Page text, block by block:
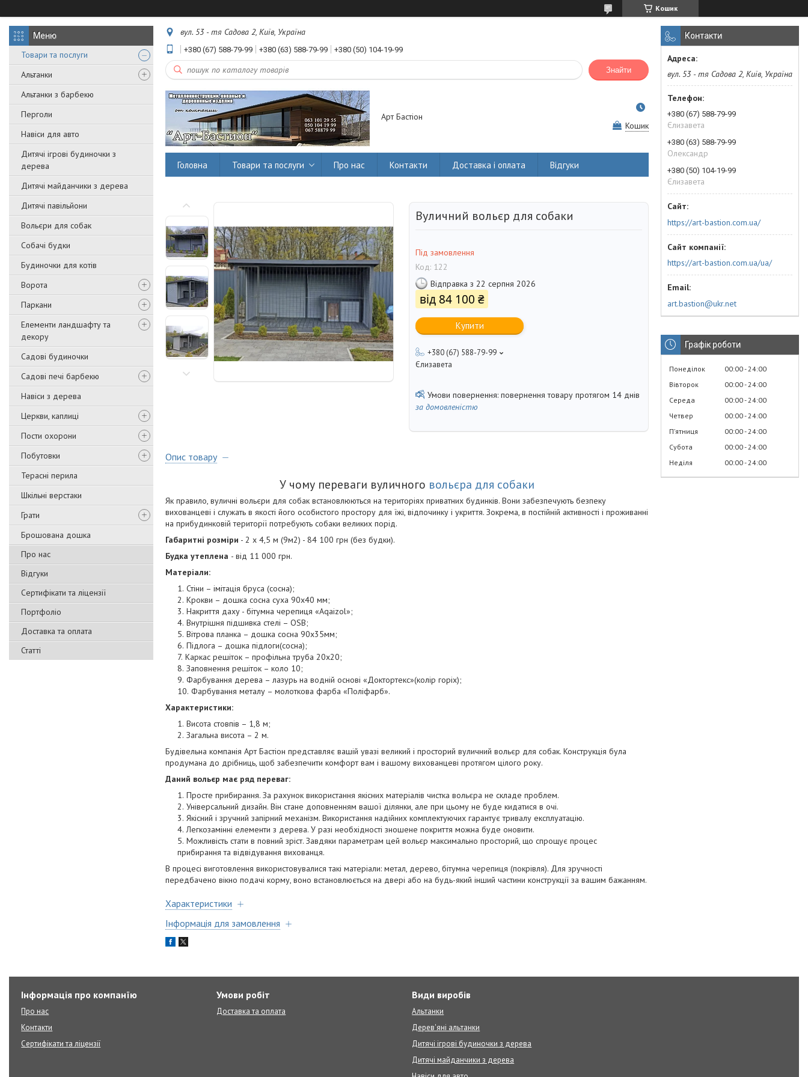
Кошик
Товари та послуги
Альтанки
Альтанки з барбекю
Перголи
Навіси для авто
Дитячі ігрові будиночки з
дерева
Дитячі майданчики з дерева
Дитячі павільйони
Вольєри для собак
Собачі будки
Будиночки для котів
Ворота
Паркани
Елементи ландшафту та
декору
Садові будиночки
Садові печі барбекю
Навіси з дерева
Церкви, каплиці
Пости охорони
Побутовки
Терасні перила
Шкільні верстаки
Грати
Брошована дошка
Про нас
Відгуки
Сертифікати та ліцензії
Портфоліо
Доставка та оплата
Статті
вул. 53 - тя Садова 2, Київ, Україна
+380 (67) 588-79-99 +380 (63) 588-79-99 +380 (50) 104-19-99
Знайти
Арт Бастіон
Кошик
Головна Товари та послуги Про нас Контакти Доставка і оплата Відгуки
Вуличний вольєр для собаки
Під замовлення
Код: 122
Відправка з 22 серпня 2026
від 84 100 ₴
Купити
+380 (67) 588-79-99
Єлизавета
повернення товару протягом 14 днів
за домовленістю
Опис товару
У чому переваги вуличного вольєра для собаки
Як правило, вуличні вольєри для собак встановлюються на територіях приватних будинків. Вони забезпечують безпеку
вихованцеві і служать в якості його особистого простору для їжі, відпочинку і укриття. Зокрема, в постійній активності і проживанні
на прибудинковій території потребують собаки великих порід.
Габаритні розміри - 2 х 4,5 м (9м2) - 84 100 грн (без будки).
Будка утеплена - від 11 000 грн.
Матеріали:
Стіни – імітація бруса (сосна);
Крокви – дошка сосна суха 90х40 мм;
Накриття даху - бітумна черепиця «Aqaizol»;
Внутрішня підшивка стелі – OSB;
Вітрова планка – дошка сосна 90х35мм;
Підлога – дошка підлоги(сосна);
Каркас решіток – профільна труба 20х20;
Заповнення решіток – коло 10;
Фарбування дерева – лазурь на водній основі «Доктортекс»(колір горіх);
Фарбування металу – молоткова фарба «Поліфарб».
Характеристики:
Висота стовпів – 1,8 м;
Загальна висота – 2 м.
Будівельна компанія Арт Бастіон представляє вашій увазі великий і просторий вуличний вольєр для собак. Конструкція була
продумана до дрібниць, щоб забезпечити комфорт вам і вашому вихованцеві протягом цілого року.
Даний вольєр має ряд переваг:
Просте прибирання. За рахунок використання якісних матеріалів чистка вольєра не складе проблем.
Універсальний дизайн. Він стане доповненням вашої ділянки, але при цьому не буде кидатися в очі.
Якісний і зручний запірний механізм. Використання надійних комплектуючих гарантує тривалу експлуатацію.
Легкозамінні елементи з дерева. У разі необхідності зношене покриття можна буде оновити.
Можливість стати в повний зріст. Завдяки параметрам цей вольєр максимально просторий, що спрощує процес
прибирання та відвідування вихованця.
В процесі виготовлення використовувалися такі матеріали: метал, дерево, бітумна черепиця (покрівля). Для зручності
передбачено вікно подачі корму, воно встановлюється на двері або на будь-який інший частини конструкції за вашим бажанням.
Характеристики
Інформація для замовлення
Контакти
вул. 53 - тя Садова 2, Київ, Україна
+380 (67) 588-79-99
Єлизавета
+380 (63) 588-79-99
Олександр
+380 (50) 104-19-99
Єлизавета
https://art-bastion.com.ua/
https://art-bastion.com.ua/ua/
art.bastion@ukr.net
Графік роботи
Понеділок 00:00 24:00
Вівторок
00:00 24:00
Середа
00:00 24:00
Четвер
00:00 24:00
Пʼятниця
00:00 24:00
Субота
00:00 24:00
Неділя
00:00 24:00
Інформація про компанїю
Про нас
Контакти
Сертифікати та ліцензії
Умови робіт
Доставка та оплата
Види виробів
Альтанки
Дерев'яні альтанки
Дитячі ігрові будиночки з дерева
Дитячі майданчики з дерева